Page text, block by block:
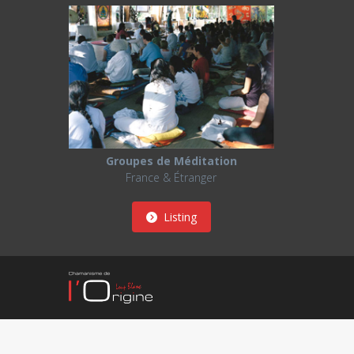
Groupes de Méditation
France & Étranger
Listing